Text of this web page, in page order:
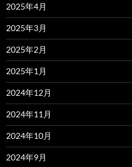
2025年4月
2025年3月
2025年2月
2025年1月
2024年12月
2024年11月
2024年10月
2024年9月